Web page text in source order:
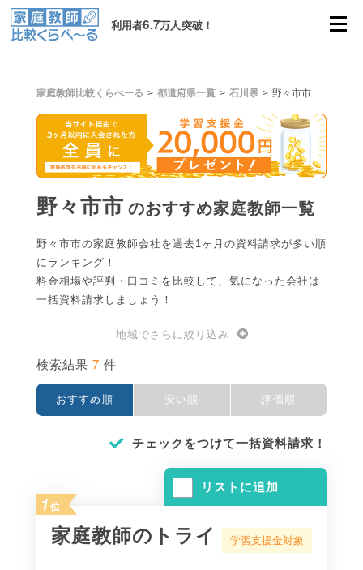
利用者6.7万人突破！
家庭教師比較くらべーる 都道府県一覧 石川県 野々市市
野々市市 のおすすめ家庭教師一覧
野々市市の家庭教師会社を過去1ヶ月の資料請求が多い順
にランキング！
料金相場や評判・口コミを比較して、気になった会社は
一括資料請求しましょう！
地域でさらに絞り込み
検索結果 7 件
おすすめ順 安い順 評価順
チェックをつけて一括資料請求！
リストに追加
1 位
家庭教師のトライ 学習支援金対象